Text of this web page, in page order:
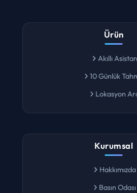
Ürün
Kurumsal